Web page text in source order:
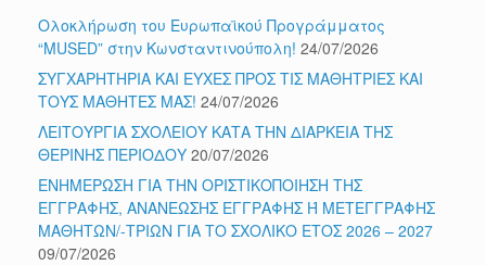
Ολοκλήρωση του Ευρωπαϊκού Προγράμματος
“MUSED” στην Κωνσταντινούπολη! 24/07/2026
ΣΥΓΧΑΡΗΤΗΡΙΑ ΚΑΙ ΕΥΧΕΣ ΠΡΟΣ ΤΙΣ ΜΑΘΗΤΡΙΕΣ ΚΑΙ
ΤΟΥΣ ΜΑΘΗΤΕΣ ΜΑΣ! 24/07/2026
ΛΕΙΤΟΥΡΓΙΑ ΣΧΟΛΕΙΟΥ ΚΑΤΑ ΤΗΝ ΔΙΑΡΚΕΙΑ ΤΗΣ
ΘΕΡΙΝΗΣ ΠΕΡΙΟΔΟΥ 20/07/2026
ΕΝΗΜΕΡΩΣΗ ΓΙΑ ΤΗΝ ΟΡΙΣΤΙΚΟΠΟΙΗΣΗ ΤΗΣ
ΕΓΓΡΑΦΗΣ, ΑΝΑΝΕΩΣΗΣ ΕΓΓΡΑΦΗΣ Ή ΜΕΤΕΓΓΡΑΦΗΣ
ΜΑΘΗΤΩΝ/-ΤΡΙΩΝ ΓΙΑ ΤΟ ΣΧΟΛΙΚΟ ΕΤΟΣ 2026 – 2027
09/07/2026